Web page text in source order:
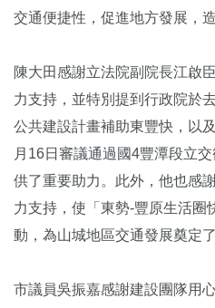
交通便捷性，促進地方發展，
陳大田感謝立法院副院長江啟
力支持，並特別提到行政院於
公共建設計畫補助東豐快，以
月16日審議通過國4豐潭段立
供了重要助力。此外，他也感
力支持，使「東勢-豐原生活圈
動，為山城地區交通發展奠定
市議員吳振嘉感謝建設團隊用